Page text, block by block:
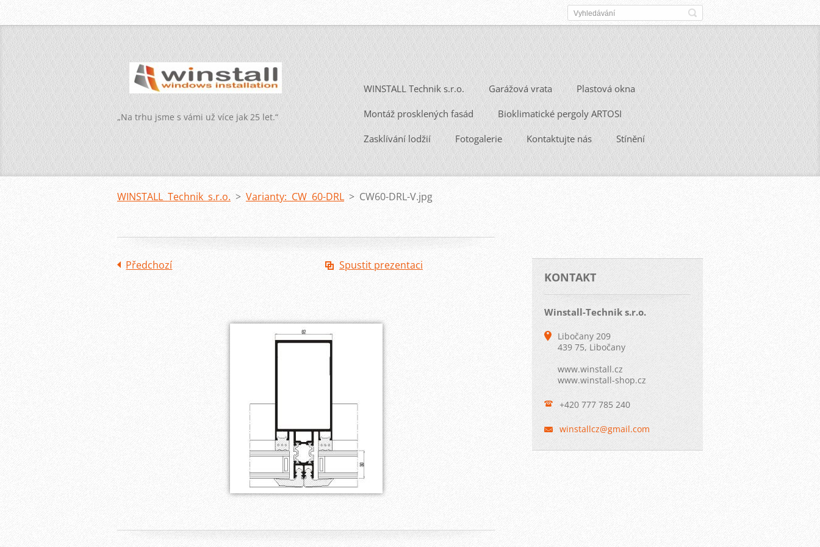
„Na trhu jsme s vámi už více jak 25 let.“
WINSTALL Technik s.r.o. Garážová vrata Plastová okna
Montáž prosklených fasád Bioklimatické pergoly ARTOSI
Zasklívání lodžií Fotogalerie Kontaktujte nás Stínění
WINSTALL Technik s.r.o. > Varianty: CW 60-DRL > CW60-DRL-V.jpg
Předchozí Spustit prezentaci
KONTAKT
Winstall-Technik s.r.o.
Libočany 209
439 75, Libočany
www.winstall.cz
www.winstall-shop.cz
+420 777 785 240
winstallcz@gmail.com